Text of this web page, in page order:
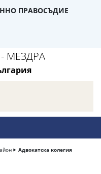
ПРАВОСЪДИЕ
МЕЗДРА
Адвокатска колегия